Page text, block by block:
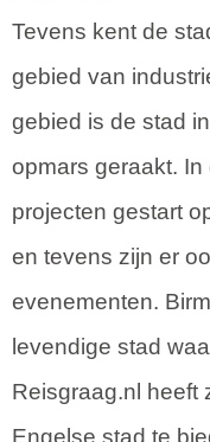
Tevens kent de
gebied van
gebied is de stad
opmars geraakt.
projecten gestart
en tevens zijn er
evenementen.
levendige stad
Reisgraag.nl heeft
Engelse stad te